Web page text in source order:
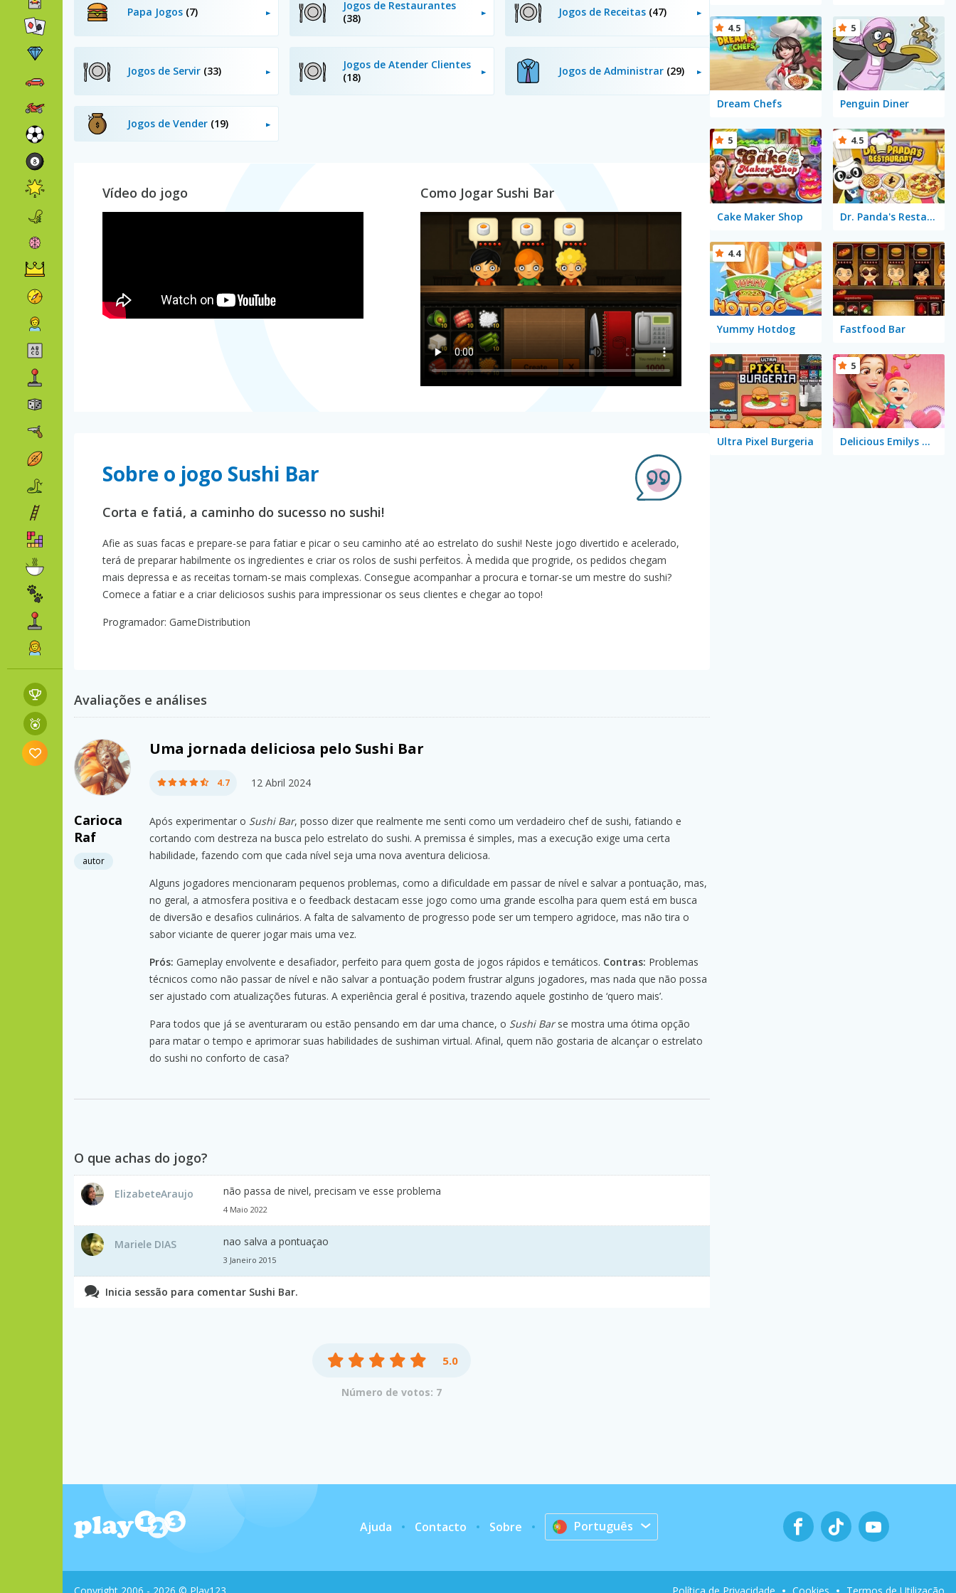
Papa Jogos (7)
Jogos de Restaurantes
(38)
Jogos de Receitas (47)
Jogos de Servir (33)
Jogos de Atender Clientes
(18)
Jogos de Administrar (29)
Jogos de Vender (19)
Vídeo do jogo Como Jogar Sushi Bar
Sobre o jogo Sushi Bar
Corta e fatiá, a caminho do sucesso no sushi!
Afie as suas facas e prepare-se para fatiar e picar o seu caminho até ao estrelato do sushi! Neste jogo divertido e acelerado,
terá de preparar habilmente os ingredientes e criar os rolos de sushi perfeitos. À medida que progride, os pedidos chegam
mais depressa e as receitas tornam-se mais complexas. Consegue acompanhar a procura e tornar-se um mestre do sushi?
Comece a fatiar e a criar deliciosos sushis para impressionar os seus clientes e chegar ao topo!
Programador: GameDistribution
Avaliações e análises
Carioca
Raf
autor
Uma jornada deliciosa pelo Sushi Bar
4.7 12 Abril 2024
Após experimentar o Sushi Bar, posso dizer que realmente me senti como um verdadeiro chef de sushi, fatiando e
cortando com destreza na busca pelo estrelato do sushi. A premissa é simples, mas a execução exige uma certa
habilidade, fazendo com que cada nível seja uma nova aventura deliciosa.
Alguns jogadores mencionaram pequenos problemas, como a dificuldade em passar de nível e salvar a pontuação, mas,
no geral, a atmosfera positiva e o feedback destacam esse jogo como uma grande escolha para quem está em busca
de diversão e desafios culinários. A falta de salvamento de progresso pode ser um tempero agridoce, mas não tira o
sabor viciante de querer jogar mais uma vez.
Prós: Gameplay envolvente e desafiador, perfeito para quem gosta de jogos rápidos e temáticos. Contras: Problemas
técnicos como não passar de nível e não salvar a pontuação podem frustrar alguns jogadores, mas nada que não possa
ser ajustado com atualizações futuras. A experiência geral é positiva, trazendo aquele gostinho de ‘quero mais’.
Para todos que já se aventuraram ou estão pensando em dar uma chance, o Sushi Barse mostra uma ótima opção
para matar o tempo e aprimorar suas habilidades de sushiman virtual. Afinal, quem não gostaria de alcançar o estrelato
do sushi no conforto de casa?
O que achas do jogo?
ElizabeteAraujo não passa de nivel, precisam ve esse problema
4 Maio 2022
Mariele DIAS nao salva a pontuaçao
3 Janeiro 2015
Inicia sessão para comentar Sushi Bar.
5.0
Número de votos: 7
Dream Chefs
4.5
Penguin Diner
5
Cake Maker Shop
5
Dr. Panda's Restaurant
4.5
Yummy Hotdog
4.4
Fastfood Bar
Ultra Pixel Burgeria Delicious Emilys New Beginning Valentine's Edition
5
Ajuda Contacto Sobre Português